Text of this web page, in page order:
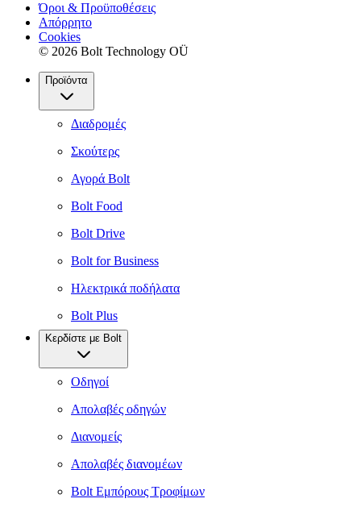
Όροι & Προϋποθέσεις
Απόρρητο
Cookies
© 2026 Bolt Technology OÜ
Προϊόντα
Διαδρομές
Σκούτερς
Αγορά Bolt
Bolt Food
Bolt Drive
Bolt for Business
Ηλεκτρικά ποδήλατα
Bolt Plus
Κερδίστε με Bolt
Οδηγοί
Απολαβές οδηγών
Διανομείς
Απολαβές διανομέων
Bolt Εμπόρους Τροφίμων